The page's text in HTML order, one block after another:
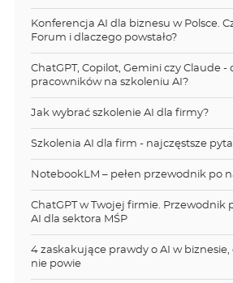
Konferencja AI dla biznesu w Polsce.
Forum i dlaczego powstało?
ChatGPT, Copilot, Gemini czy Claude -
pracowników na szkoleniu AI?
Jak wybrać szkolenie AI dla firmy?
Szkolenia AI dla firm - najczęstsze
NotebookLM – pełen przewodnik po
ChatGPT w Twojej firmie. Przewodnik
AI dla sektora MŚP
4 zaskakujące prawdy o AI w
nie powie